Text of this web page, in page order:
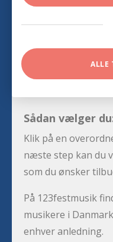
ALLE
Sådan vælger
Klik på en
næste step kan du
som du ønsker
På 123festmusik
musikere i
enhver anledning.